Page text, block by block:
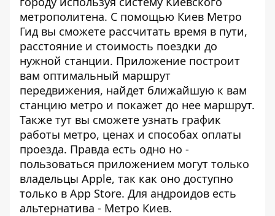
метрополитена. С помощью Киев Метро
Гид вы сможете рассчитать время в пути,
расстояние и стоимость поездки до
нужной станции. Приложение построит
вам оптимальный маршрут
передвижения, найдет ближайшую к вам
станцию метро и покажет до нее маршрут.
Также тут вы сможете узнать график
работы метро, ценах и способах оплаты
проезда. Правда есть одно но -
пользоваться приложением могут только
владельцы Apple, так как оно доступно
только в App Store. Для андроидов есть
альтернатива - Метро Киев.